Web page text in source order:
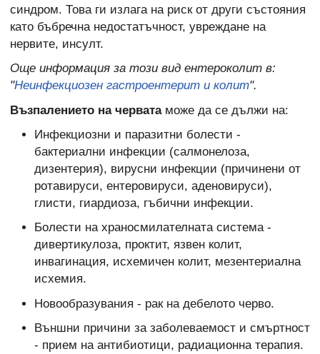
синдром. Това ги излага на риск от други състояния
като бъбречна недостатъчност, увреждане на
нервите, инсулт.
Още информация за този вид ентероколит в:
"Неинфекциозен гастроентерит и колит".
Възпалението на черватаможе да се дължи на:
Инфекциозни и паразитни болести -
бактериални инфекции (салмонелоза,
дизентерия), вирусни инфекции (причинени от
ротавируси, ентеровируси, аденовируси),
глисти, гиардиоза, гъбични инфекции.
Болести на храносмилателната система -
дивертикулоза, проктит, язвен колит,
инвагинация, исхемичен колит, мезентериална
исхемия.
Новообразувания - рак на дебелото черво.
Външни причини за заболеваемост и смъртност
- прием на антибиотици, радиационна терапия.